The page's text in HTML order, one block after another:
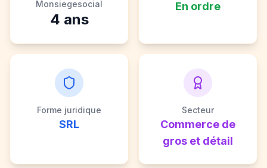
Monsiegesocial
4 ans
En ordre
Forme juridique
SRL
Secteur
Commerce de
gros et détail